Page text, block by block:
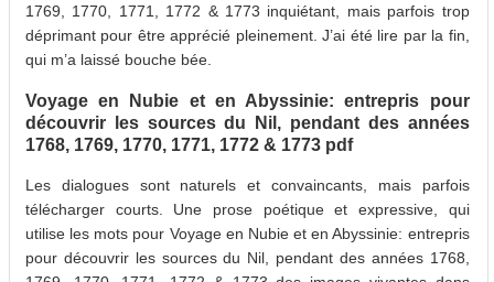
1769, 1770, 1771, 1772 & 1773 inquiétant, mais parfois trop
déprimant pour être apprécié pleinement. J’ai été lire par la fin,
qui m’a laissé bouche bée.
Voyage en Nubie et en Abyssinie: entrepris pour
découvrir les sources du Nil, pendant des années
1768, 1769, 1770, 1771, 1772 & 1773 pdf
Les dialogues sont naturels et convaincants, mais parfois
télécharger courts. Une prose poétique et expressive, qui
utilise les mots pour Voyage en Nubie et en Abyssinie: entrepris
pour découvrir les sources du Nil, pendant des années 1768,